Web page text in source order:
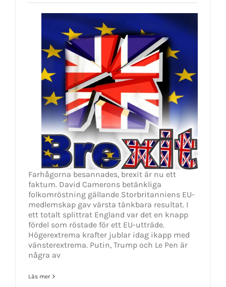
Farhågorna besannades, brexit är nu ett
faktum. David Camerons betänkliga
folkomröstning gällande Storbritanniens EU-
medlemskap gav värsta tänkbara resultat. I
ett totalt splittrat England var det en knapp
fördel som röstade för ett EU-utträde.
Högerextrema krafter jublar idag ikapp med
vänsterextrema. Putin, Trump och Le Pen är
några av
Läs mer